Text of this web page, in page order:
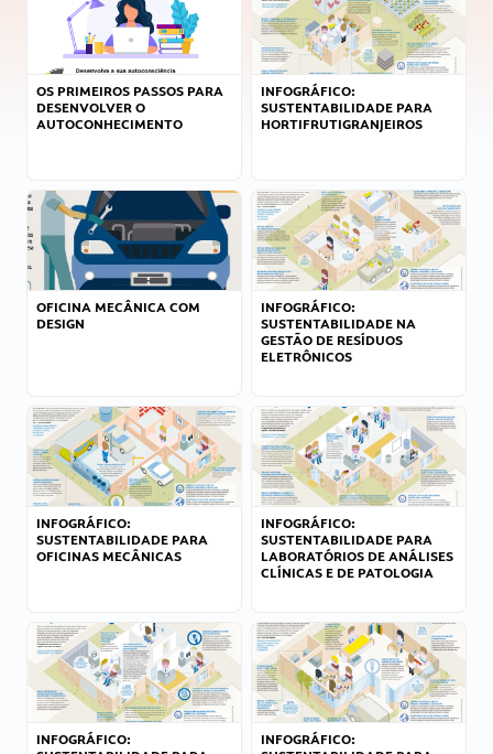
OS PRIMEIROS PASSOS PARA
DESENVOLVER O
AUTOCONHECIMENTO
INFOGRÁFICO:
SUSTENTABILIDADE PARA
HORTIFRUTIGRANJEIROS
OFICINA MECÂNICA COM
DESIGN
INFOGRÁFICO:
SUSTENTABILIDADE NA
GESTÃO DE RESÍDUOS
ELETRÔNICOS
INFOGRÁFICO:
SUSTENTABILIDADE PARA
OFICINAS MECÂNICAS
INFOGRÁFICO:
SUSTENTABILIDADE PARA
LABORATÓRIOS DE ANÁLISES
CLÍNICAS E DE PATOLOGIA
INFOGRÁFICO:
INFOGRÁFICO: